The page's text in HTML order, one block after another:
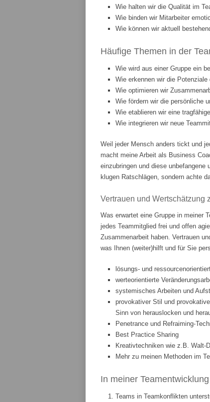
Wie halten wir die Qualität im
Wie binden wir Mitarbeiter
Wie können wir aktuell
Häufige Themen in der
Wie wird aus einer Gruppe ein
Wie erkennen wir die
Wie optimieren wir
Wie fördern wir die persönliche
Wie etablieren wir eine
Wie integrieren wir neue
Weil jeder Mensch anders tickt und
macht meine Arbeit als Business
einzubringen und diese
klugen Ratschlägen, sondern achte
Vertrauen und Wertschätzung
Was erwartet eine Gruppe in meiner
jedes Teammitglied frei und offen
Zusammenarbeit haben. Vertrauen
was Ihnen (weiter)hilft und für Sie
lösungs- und
werteorientierte
systemisches Arbeiten und
provokativer Stil und
Sinn von herauslocken und
Penetrance und Refraiming-
Best Practice Sharing
Kreativtechniken wie z.B. Walt-
Mehr zu meinen Methoden im
In meiner
Teams in Teamkonflikten